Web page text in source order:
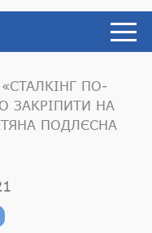
«СТАЛКІНГ ПО-
ЗАКРІПИТИ НА
ПОДЛЄСНА